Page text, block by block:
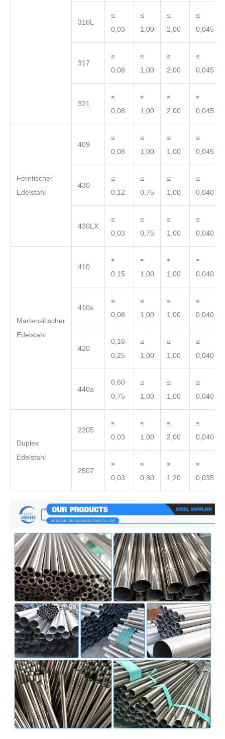
316L
≤
0,03
≤
1,00
≤
2,00
≤
0,045
317
≤
0,08
≤
1,00
≤
2,00
≤
0,045
321
≤
0,08
≤
1,00
≤
2,00
≤
0,045
Ferritischer
Edelstahl
409
≤
0,08
≤
1,00
≤
1,00
≤
0,045
430
≤
0,12
≤
0,75
≤
1,00
≤
0,040
430LX
≤
0,03
≤
0,75
≤
1,00
≤
0,040
Martensitischer
Edelstahl
410
≤
0,15
≤
1,00
≤
1,00
≤
0,040
410s
≤
0,08
≤
1,00
≤
1,00
≤
0,040
420
0,16-
0,25
≤
1,00
≤
1,00
≤
0,040
440a
0,60-
0,75
≤
1,00
≤
1,00
≤
0,040
Duplex
Edelstahl
2205
≤
0,03
≤
1,00
≤
2,00
≤
0,040
2507
≤
0,03
≤
0,80
≤
1,20
≤
0,035